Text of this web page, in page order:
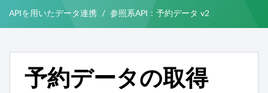
お電話・ Web会議にて対応いたします。
APIを用いたデータ連携 参照系API：予約データ v2
予約データの取得